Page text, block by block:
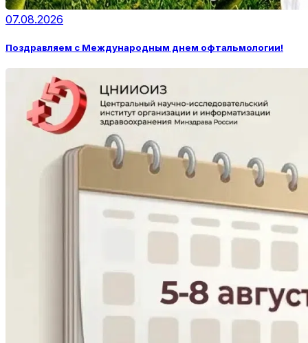
07.08.2026
Поздравляем с Международным днем офтальмологии!